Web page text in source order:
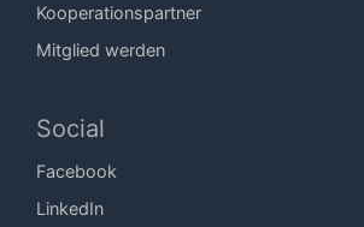
Kooperationspartner
Mitglied werden
Social
Facebook
LinkedIn